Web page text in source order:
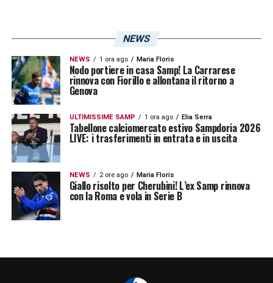
NEWS
NEWS 1 ora ago Maria Floris
Nodo portiere in casa Samp! La Carrarese
rinnova con Fiorillo e allontana il ritorno a
Genova
ULTIMISSIME SAMP 1 ora ago Elia Serra
Tabellone calciomercato estivo Sampdoria 2026
LIVE: i trasferimenti in entrata e in uscita
NEWS 2 ore ago Maria Floris
Giallo risolto per Cherubini! L’ex Samp rinnova
con la Roma e vola in Serie B